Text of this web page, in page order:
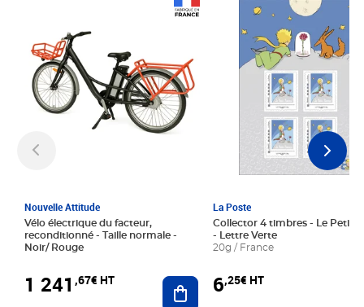
Nouvelle Attitude
Vélo électrique du facteur,
reconditionné - Taille normale -
Noir/ Rouge
1 241 ,67€ HT Ajouter au panier
La Poste
Collector 4 timbres - Le Petit
- Lettre Verte
20g / France
6,25€ HT
Prix 6,25€ HT